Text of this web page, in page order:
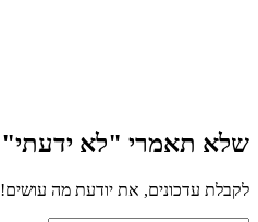
שלא תאמרי "לא ידעתי"
לקבלת עדכונים, את יודעת מה עושים!